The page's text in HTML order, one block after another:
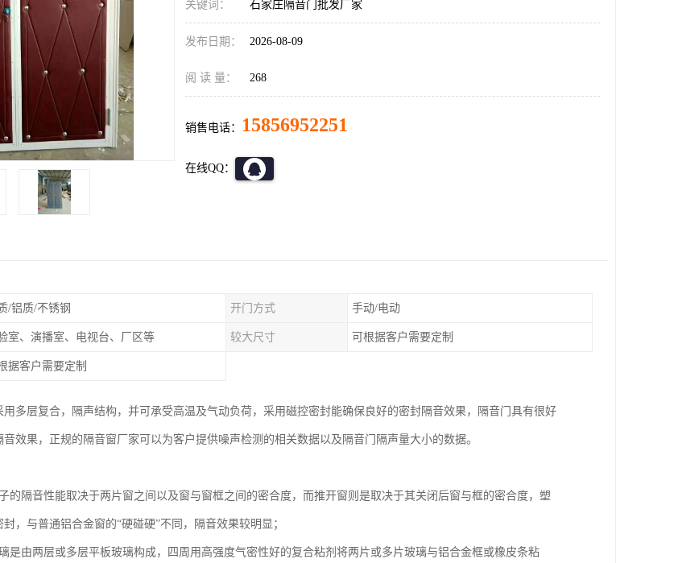
关键词： 石家庄隔音门批发厂家
发布日期： 2026-08-09
阅 读 量： 268
销售电话： 15856952251
在线QQ：
/铝质/不锈钢 开门方式 手动/电动
室、演播室、电视台、厂区等 较大尺寸 可根据客户需要定制
据客户需要定制
用多层复合，隔声结构，并可承受高温及气动负荷，采用磁控密封能确保良好的密封隔音效果，隔音门具有很好
效果，正规的隔音窗厂家可以为客户提供噪声检测的相关数据以及隔音门隔声量大小的数据。
的隔音性能取决于两片窗之间以及窗与窗框之间的密合度，而推开窗则是取决于其关闭后窗与框的密合度，塑
，与普通铝合金窗的“硬碰硬”不同，隔音效果较明显；
是由两层或多层平板玻璃构成，四周用高强度气密性好的复合粘剂将两片或多片玻璃与铝合金框或橡皮条粘